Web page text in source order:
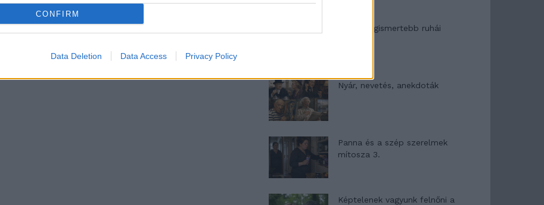
CONFIRM
Data Deletion Data Access Privacy Policy
A világ legismertebb ruhái
Nyár, nevetés, anekdoták
Panna és a szép szerelmek
mítosza 3.
Képtelenek vagyunk felnőni a